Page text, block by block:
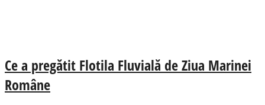
Ce a pregătit Flotila Fluvială de Ziua Marinei
Române